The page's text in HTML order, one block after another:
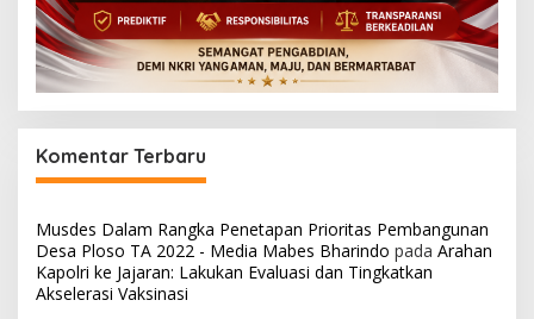
Komentar Terbaru
Musdes Dalam Rangka Penetapan Prioritas Pembangunan
Desa Ploso TA 2022 - Media Mabes Bharindo pada Arahan
Kapolri ke Jajaran: Lakukan Evaluasi dan Tingkatkan
Akselerasi Vaksinasi